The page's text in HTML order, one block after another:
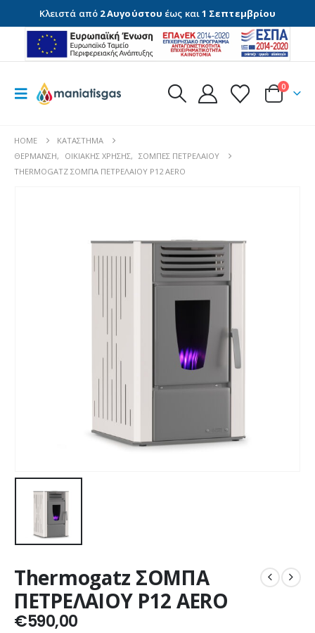
Κλειστά από 2 Αυγούστου έως και1 Σεπτεμβρίου
0
HOME
ΚΑΤΆΣΤΗΜΑ
ΘΈΡΜΑΝΣΗ, ΟΙΚΙΑΚΉΣ ΧΡΉΣΗΣ, ΣΌΜΠΕΣ ΠΕΤΡΕΛΑΊΟΥ
THERMOGATZ ΣΟΜΠΑ ΠΕΤΡΕΛΑΙΟΥ P12 AERO
Thermogatz ΣΟΜΠΑ
ΠΕΤΡΕΛΑΙΟΥ P12 AERO
€590,00